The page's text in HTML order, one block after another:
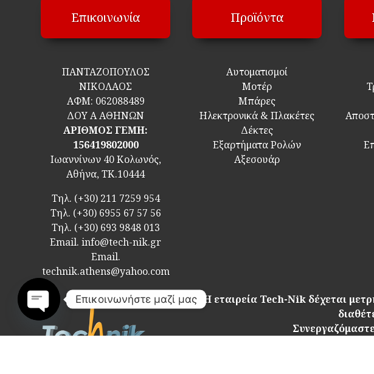
Επικοινωνία
ΠΑΝΤΑΖΟΠΟΥΛΟΣ
ΝΙΚΟΛΑΟΣ
ΑΦΜ: 062088489
ΔΟΥ Α ΑΘΗΝΩΝ
ΑΡΙΘΜΟΣ ΓΕΜΗ:
156419802000
Ιωαννίνων 40 Κολωνός,
Αθήνα, ΤΚ.10444
Τηλ. (+30) 211 7259 954
Τηλ. (+30) 6955 67 57 56
Τηλ. (+30) 693 9848 013
Email.info@tech-nik.gr
Email.
technik.athens@yahoo.com
Προϊόντα
Αυτοματισμοί
Μοτέρ
Μπάρες
Ηλεκτρονικά & Πλακέτες
Δέκτες
Εξαρτήματα Ρολών
Αξεσουάρ
Η εταιρεία Tech-Nik δέχεται
Επικοινωνήστε μαζί μας
Open
chaty